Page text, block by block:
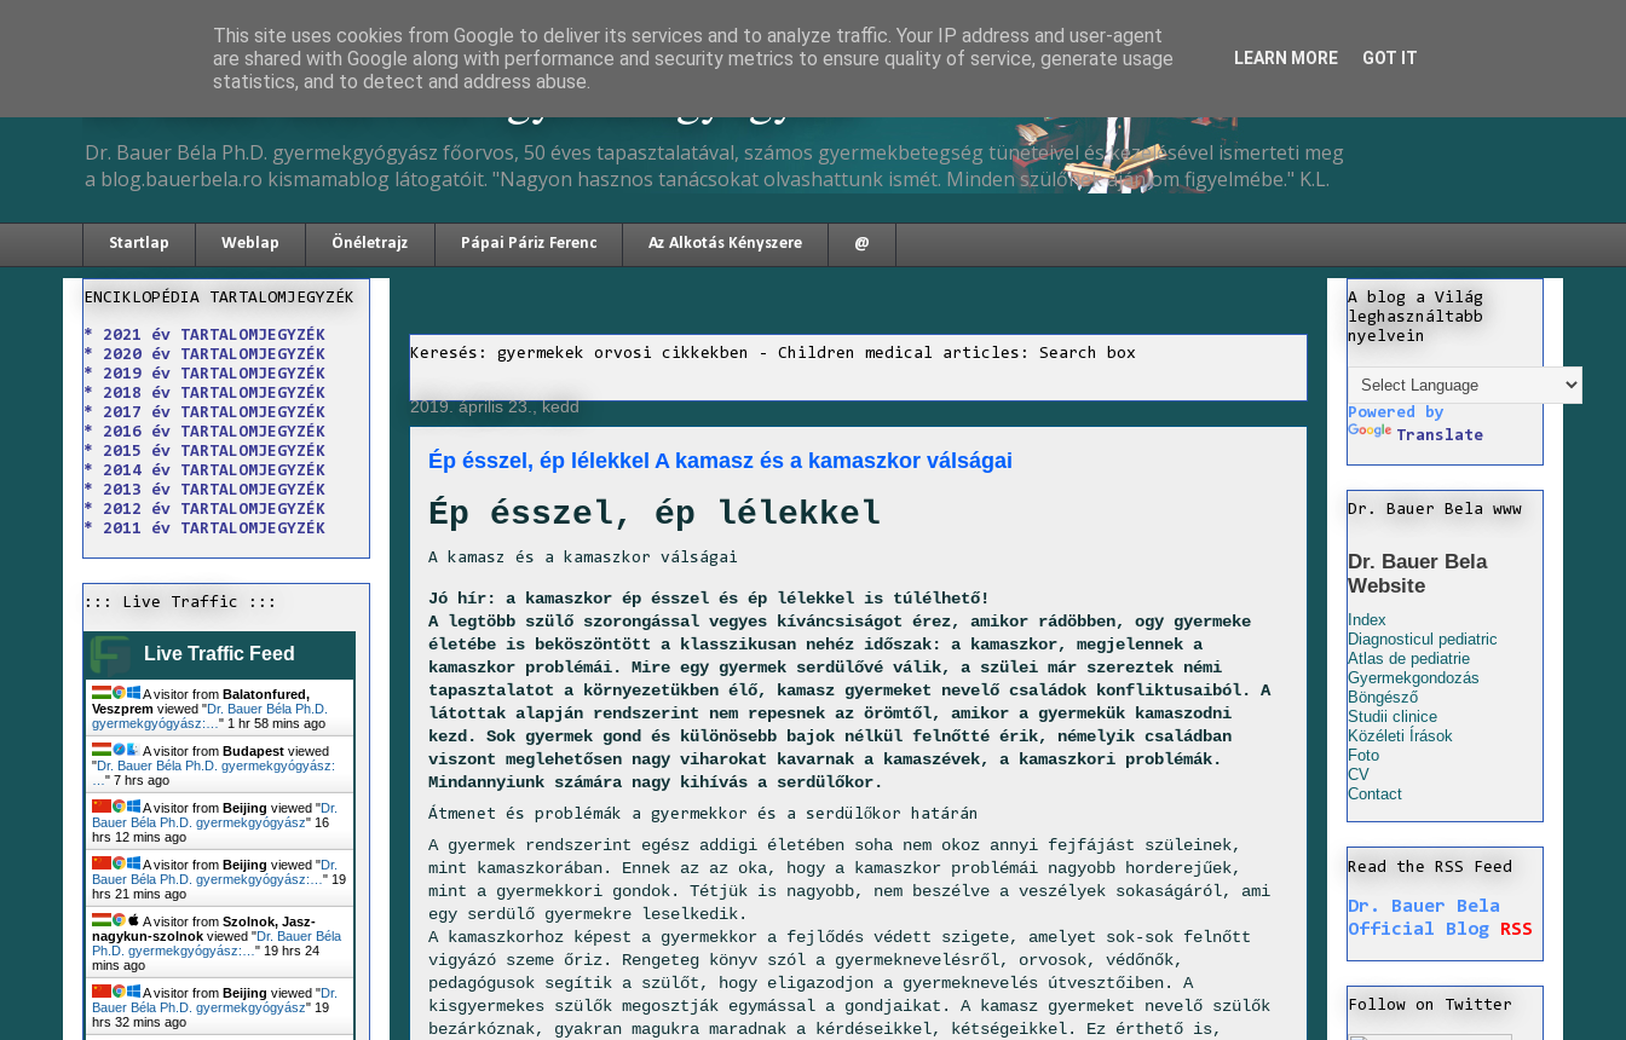
Dr. Bauer Béla Ph.D. gyermekgyógyász
Dr. Bauer Béla Ph.D. gyermekgyógyász főorvos, 50 éves tapasztalatával, számos gyermekbetegség tüneteivel és kezelésével ismerteti meg
a blog.bauerbela.ro kismamablog látogatóit. "Nagyon hasznos tanácsokat olvashattunk ismét. Minden szülőnek ajánlom figyelmébe." K.L.
Startlap Weblap Önéletrajz Pápai Páriz Ferenc Az Alkotás Kényszere @
Keresés: gyermekek orvosi cikkekben - Children medical articles: Search box
2019. április 23., kedd
Ép ésszel, ép lélekkel A kamasz és a kamaszkor válságai
Ép ésszel, ép lélekkel
A kamasz és a kamaszkor válságai
Jó hír: a kamaszkor ép ésszel és ép lélekkel is túlélhető!
A legtöbb szülő szorongással vegyes kíváncsiságot érez, amikor rádöbben, ogy gyermeke
életébe is beköszöntött a klasszikusan nehéz időszak: a kamaszkor, megjelennek a
kamaszkor problémái. Mire egy gyermek serdülővé válik, a szülei már szereztek némi
tapasztalatot a környezetükben élő, kamasz gyermeket nevelő családok konfliktusaiból. A
látottak alapján rendszerint nem repesnek az örömtől, amikor a gyermekük kamaszodni
kezd. Sok gyermek gond és különösebb bajok nélkül felnőtté érik, némelyik családban
viszont meglehetősen nagy viharokat kavarnak a kamaszévek, a kamaszkori problémák.
Mindannyiunk számára nagy kihívás a serdülőkor.
Átmenet és problémák a gyermekkor és a serdülőkor határán
A gyermek rendszerint egész addigi életében soha nem okoz annyi fejfájást szüleinek,
mint kamaszkorában. Ennek az az oka, hogy a kamaszkor problémái nagyobb horderejűek,
mint a gyermekkori gondok. Tétjük is nagyobb, nem beszélve a veszélyek sokaságáról, ami
egy serdülő gyermekre leselkedik.
A kamaszkorhoz képest a gyermekkor a fejlődés védett szigete, amelyet sok-sok felnőtt
vigyázó szeme őriz. Rengeteg könyv szól a gyermeknevelésről, orvosok, védőnők,
pedagógusok segítik a szülőt, hogy eligazodjon a gyermeknevelés útvesztőiben. A
kisgyermekes szülők megosztják egymással a gondjaikat. A kamasz gyermeket nevelő szülők
bezárkóznak, gyakran magukra maradnak a kérdéseikkel, kétségeikkel. Ez érthető is,
ENCIKLOPÉDIA TARTALOMJEGYZÉK
* 2021 év TARTALOMJEGYZÉK
* 2020 év TARTALOMJEGYZÉK
* 2019 év TARTALOMJEGYZÉK
* 2018 év TARTALOMJEGYZÉK
* 2017 év TARTALOMJEGYZÉK
* 2016 év TARTALOMJEGYZÉK
* 2015 év TARTALOMJEGYZÉK
* 2014 év TARTALOMJEGYZÉK
* 2013 év TARTALOMJEGYZÉK
* 2012 év TARTALOMJEGYZÉK
* 2011 év TARTALOMJEGYZÉK
::: Live Traffic :::
Live Traffic Feed
A visitor from Balatonfured,
Veszprem viewed "Dr. Bauer Béla Ph.D.
gyermekgyógyász:… " 1 hr 58 mins ago
A visitor from Budapest viewed
"Dr. Bauer Béla Ph.D. gyermekgyógyász:
" 7 hrs ago
A visitor from Beijing viewed "Dr.
Bauer Béla Ph.D. gyermekgyógyász" 16
hrs 12 mins ago
A visitor from Beijing viewed "Dr.
Bauer Béla Ph.D. gyermekgyógyász:… " 19
hrs 21 mins ago
A visitor from Szolnok, Jasz-
nagykun-szolnok viewed "Dr. Bauer Béla
Ph.D. gyermekgyógyász:… " 19 hrs 24
mins ago
A visitor from Beijing viewed "Dr.
Bauer Béla Ph.D. gyermekgyógyász" 19
hrs 32 mins ago
A blog a Világ
leghasználtabb
nyelvein
Powered by
Translate
Dr. Bauer Bela www
Dr. Bauer Bela
Website
Index
Diagnosticul pediatric
Atlas de pediatrie
Gyermekgondozás
Böngésző
Studii clinice
Közéleti Írások
Foto
CV
Contact
Read the RSS Feed
Dr. Bauer Bela
Official Blog
RSS
Follow on Twitter
This site uses cookies from Google to deliver its services and to analyze traffic. Your IP address and user-agent
are shared with Google along with performance and security metrics to ensure quality of service, generate usage
statistics, and to detect and address abuse.
LEARN MORE GOT IT